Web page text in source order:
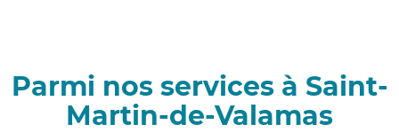
Parmi nos services à Saint-
Martin-de-Valamas